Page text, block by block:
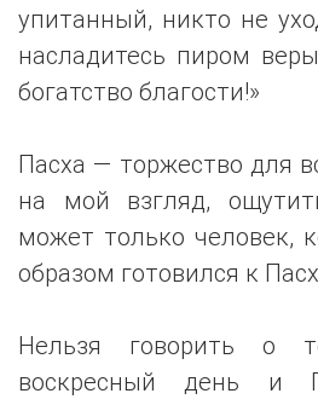
упитанный, никто не
насладитесь пиром
богатство благости!»
Пасха — торжество для
на мой взгляд,
может только человек,
образом готовился к
Нельзя говорить о
воскресный день и